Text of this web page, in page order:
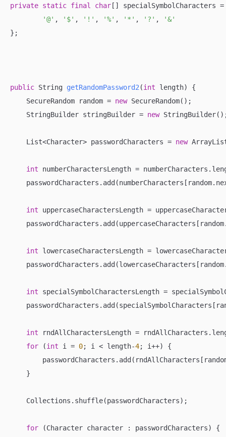
private static final char [] specialSymbolCharacters
'@' , '$' , '!' , '%' , '*' , '?' ,
'&'
};
public String getRandomPassword2 (int length)
{
    SecureRandom random =
new SecureRandom();
    StringBuilder stringBuilder =
new
    List<Character> passwordCharacters =
new
int numberCharactersLength =
int uppercaseCharactersLength =
int lowercaseCharactersLength =
int specialSymbolCharactersLength =
int rndAllCharactersLength =
for (int i = 0; i < length-4; i++) {
    }
    Collections.shuffle(passwordCharacters);
for (Character character : passwordCharacters) {